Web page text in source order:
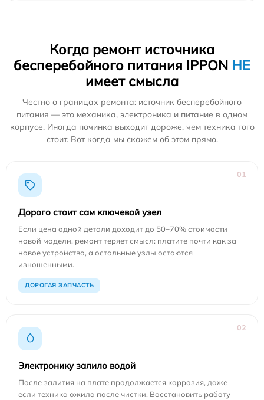
Когда ремонт источника
бесперебойного питания IPPON НЕ
имеет смысла
Честно о границах ремонта: источник бесперебойного
питания — это механика, электроника и питание в одном
корпусе. Иногда починка выходит дороже, чем техника того
стоит. Вот когда мы скажем об этом прямо.
01
Дорого стоит сам ключевой узел
Если цена одной детали доходит до 50–70% стоимости
новой модели, ремонт теряет смысл: платите почти как за
новое устройство, а остальные узлы остаются
изношенными.
ДОРОГАЯ ЗАПЧАСТЬ
02
Электронику залило водой
После залития на плате продолжается коррозия, даже
если техника ожила после чистки. Восстановить работу